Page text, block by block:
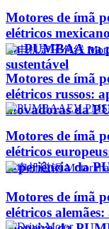
Motores de ímã
elétricos
da PUMBAA na
sustentável
Motores de ímã
elétricos russos:
inovadoras da
Motores de ímã
elétricos
experiência da
Motores de ímã
elétricos